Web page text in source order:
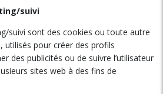
suivi
suivi sont des cookies ou toute autre
utilisés pour créer des profils
des publicités ou de suivre l’utilisateur
sites web à des fins de